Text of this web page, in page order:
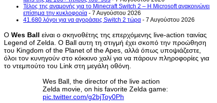
Τέλος της αναμονής για το Minecraft Switch 2 – Η Microsoft ανακοινώνει
επίσημα την κυκλοφορία - 7 Αυγούστου 2026
41.680 λόγοι για να αγοράσεις Switch 2 τώρα - 7 Αυγούστου 2026
Ο Wes Ball είναι ο σκηνοθέτης της επερχόμενης live-action ταινίας
Legend of Zelda. Ο Ball αυτη τη στιγμή έχει σκοπό την προώθηση
του Kingdom of the Planet of the Apes, αλλά όπως υποψιάζεστε,
όλοι τον κυνηγούν στο κόκκινο χαλί για να πάρουν πληροφορίες για
το ντεμπούτο του Link στη μεγάλη οθόνη.
Wes Ball, the director of the live action
Zelda movie, on his favorite Zelda game:
pic.twitter.com/g2bjToy0Ph